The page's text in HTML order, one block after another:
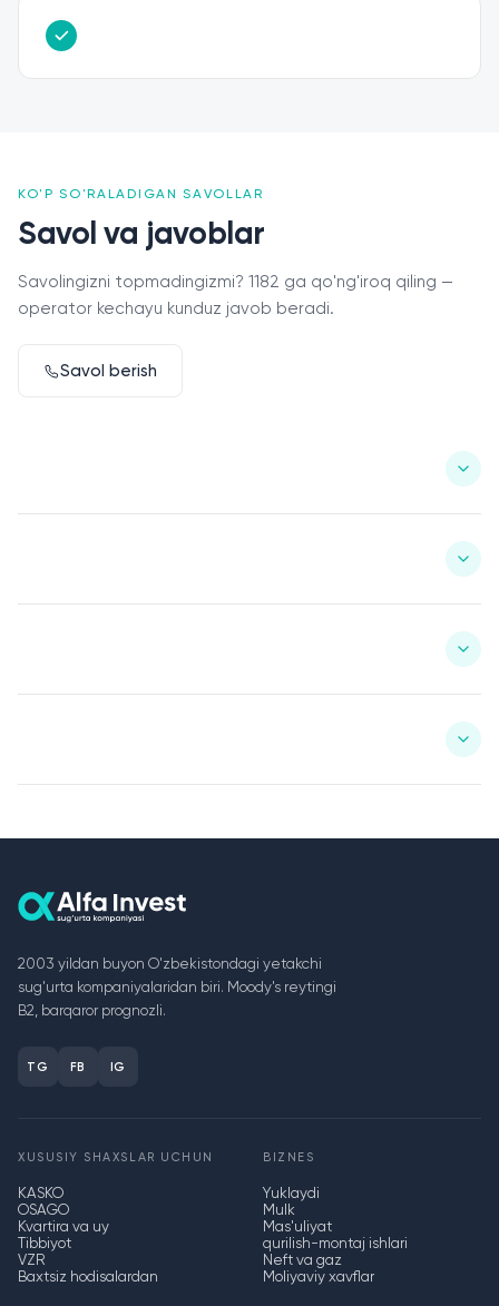
KO'P SO'RALADIGAN SAVOLLAR
Savol va javoblar
Savolingizni topmadingizmi? 1182 ga qo'ng'iroq qiling —
operator kechayu kunduz javob beradi.
Savol berish
2003 yildan buyon O'zbekistondagi yetakchi
sug'urta kompaniyalaridan biri. Moody's reytingi
B2, barqaror prognozli.
TG FB IG
XUSUSIY SHAXSLAR UCHUN
KASKO
OSAGO
Kvartira va uy
Tibbiyot
VZR
Baxtsiz hodisalardan
BIZNES
Yuklaydi
Mulk
Mas'uliyat
qurilish-montaj ishlari
Neft va gaz
Moliyaviy xavflar